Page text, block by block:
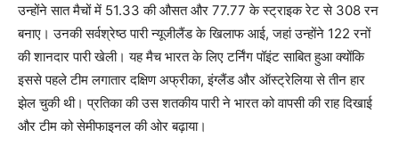
उन्होंने सात मैचों में 51.33 की औसत और 77.77 के स्ट्राइक रेट से 308 रन
बनाए। उनकी सर्वश्रेष्ठ पारी न्यूजीलैंड के खिलाफ आई, जहां उन्होंने 122 रनों
की शानदार पारी खेली। यह मैच भारत के लिए टर्निंग पॉइंट साबित हुआ क्योंकि
इससे पहले टीम लगातार दक्षिण अफ्रीका, इंग्लैंड और ऑस्ट्रेलिया से तीन हार
झेल चुकी थी। प्रतिका की उस शतकीय पारी ने भारत को वापसी की राह दिखाई
और टीम को सेमीफाइनल की ओर बढ़ाया।